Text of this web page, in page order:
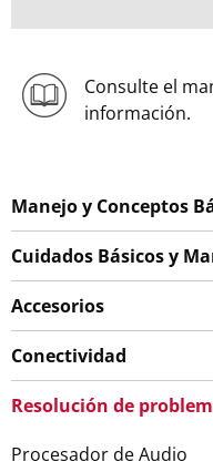
Consulte el
información.
Manejo y Conceptos
Cuidados Básicos y
Accesorios
Conectividad
Resolución de
Procesador de Audio